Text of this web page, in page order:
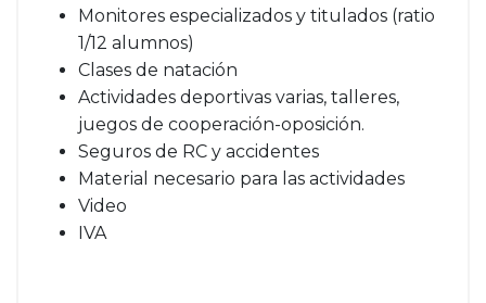
Monitores especializados y titulados (ratio
1/12 alumnos)
Clases de natación
Actividades deportivas varias, talleres,
juegos de cooperación-oposición.
Seguros de RC y accidentes
Material necesario para las actividades
Video
IVA